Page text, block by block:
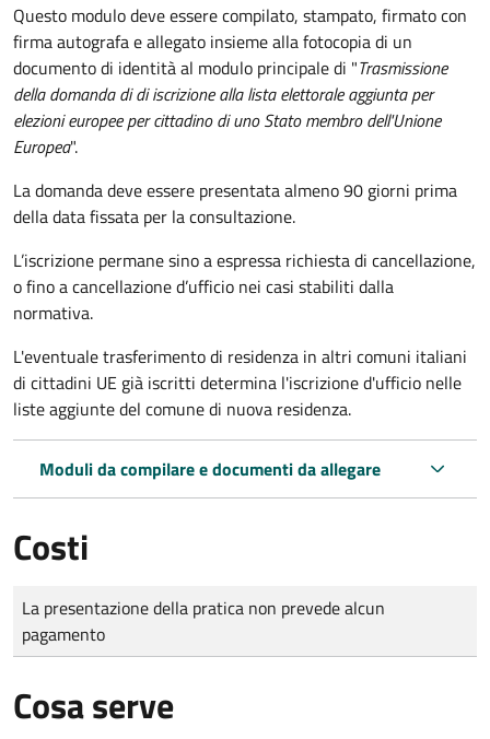
Questo modulo deve essere compilato, stampato, firmato con
firma autografa e allegato insieme alla fotocopia di un
documento di identità al modulo principale di "Trasmissione
della domanda di di iscrizione alla lista elettorale aggiunta per
elezioni europee per cittadino di uno Stato membro dell'Unione
Europea".
La domanda deve essere presentata almeno 90 giorni prima
della data fissata per la consultazione.
L’iscrizione permane sino a espressa richiesta di cancellazione,
o fino a cancellazione d’ufficio nei casi stabiliti dalla
normativa.
L'eventuale trasferimento di residenza in altri comuni italiani
di cittadini UE già iscritti determina l'iscrizione d'ufficio nelle
liste aggiunte del comune di nuova residenza.
Moduli da compilare e documenti da allegare
Costi
Tipo di pagamento
Importo
La presentazione della pratica non prevede alcun
pagamento
Cosa serve